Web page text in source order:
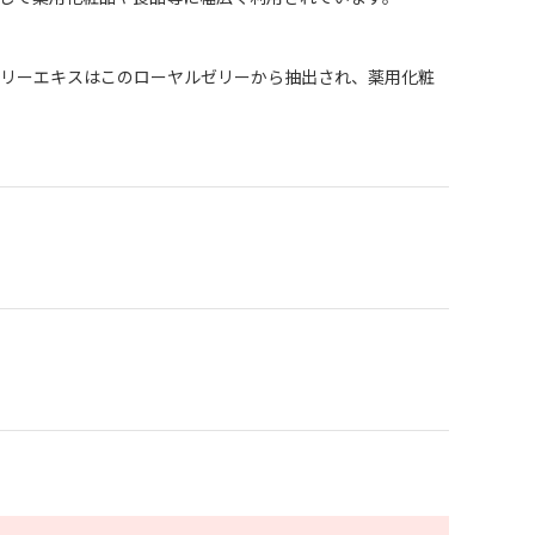
ーエキスはこのローヤルゼリーから抽出され、薬用化粧